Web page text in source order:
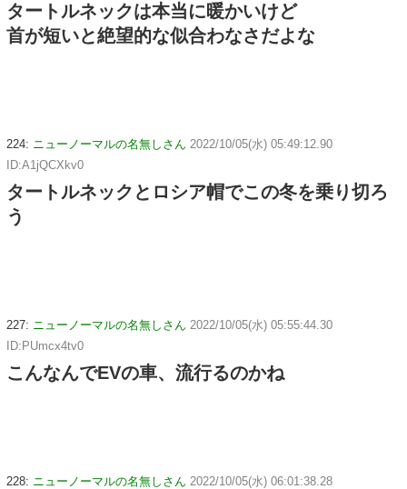
タートルネックは本当に暖かいけど
首が短いと絶望的な似合わなさだよな
224: ニューノーマルの名無しさん 2022/10/05(水) 05:49:12.90
ID:A1jQCXkv0
タートルネックとロシア帽でこの冬を乗り切ろ
う
227: ニューノーマルの名無しさん 2022/10/05(水) 05:55:44.30
ID:PUmcx4tv0
こんなんでEVの車、流行るのかね
228: ニューノーマルの名無しさん 2022/10/05(水) 06:01:38.28